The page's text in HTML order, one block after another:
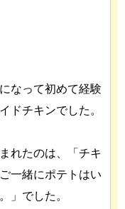
なって初めて経験
ドチキンでした。
れたのは、「チキ
一緒にポテトはい
」でした。